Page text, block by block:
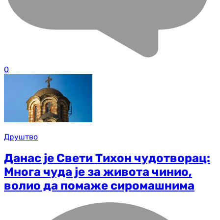
0
Друштво
Данас је Свети Тихон чудотворац:
Многа чуда је за живота чинио,
волио да помаже сиромашнима